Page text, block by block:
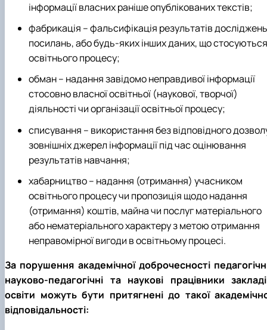
інформації власних раніше опублікованих текстів;
фабрикація – фальсифікація результатів
посилань, або будь-яких інших даних, що стосуються
освітнього процесу;
обман – надання завідомо неправдивої інформації
стосовно власної освітньої (наукової, творчої)
діяльності чи організації освітньої процесу;
списування – використання без відповідного
зовнішніх джерел інформації під час оцінювання
результатів навчання;
хабарництво – надання (отримання) учасником
освітнього процесу чи пропозиція щодо надання
(отримання) коштів, майна чи послуг матеріального
або нематеріального характеру з метою отримання
неправомірної вигоди в освітньому процесі.
За порушення академічної доброчесності
науково-педагогічні та наукові працівники
освіти можуть бути притягнені до такої
відповідальності: